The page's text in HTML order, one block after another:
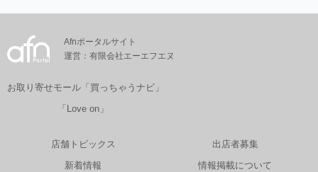
Afnポータルサイト
運営：有限会社エーエフエヌ
お取り寄せモール「買っちゃうナビ」
「Love on」
店舗トピックス
新着情報
出店者募集
情報掲載について